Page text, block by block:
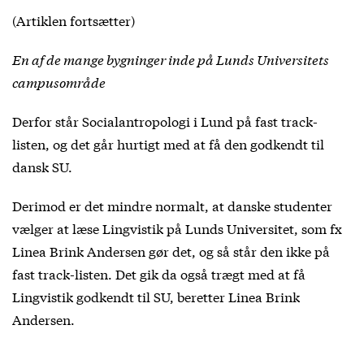
(Artiklen fortsætter)
En af de mange bygninger inde på Lunds Universitets
campusområde
Derfor står Socialantropologi i Lund på fast track-
listen, og det går hurtigt med at få den godkendt til
dansk SU.
Derimod er det mindre normalt, at danske studenter
vælger at læse Lingvistik på Lunds Universitet, som fx
Linea Brink Andersen gør det, og så står den ikke på
fast track-listen. Det gik da også trægt med at få
Lingvistik godkendt til SU, beretter Linea Brink
Andersen.